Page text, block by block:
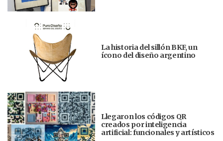
La historia del sillón BKF, un
ícono del diseño argentino
Llegaron los códigos QR
creados por inteligencia
artificial: funcionales y artísticos